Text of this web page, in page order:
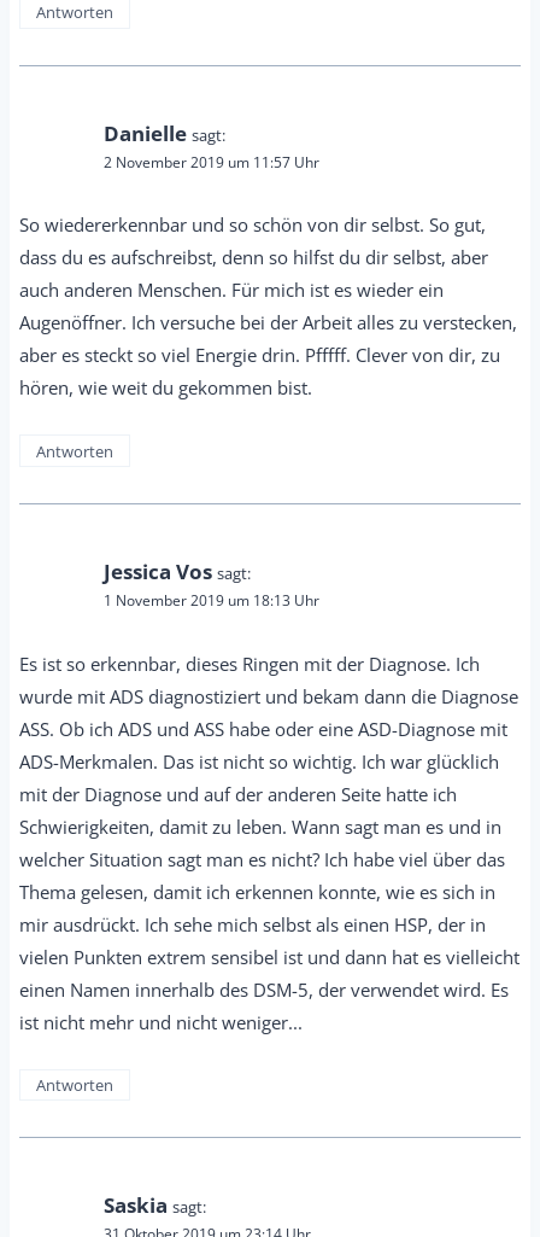
Antworten
Danielle sagt:
2 November 2019 um 11:57 Uhr
So wiedererkennbar und so schön von dir selbst. So gut,
dass du es aufschreibst, denn so hilfst du dir selbst, aber
auch anderen Menschen. Für mich ist es wieder ein
Augenöffner. Ich versuche bei der Arbeit alles zu verstecken,
aber es steckt so viel Energie drin. Pfffff. Clever von dir, zu
hören, wie weit du gekommen bist.
Antworten
Jessica Vos sagt:
1 November 2019 um 18:13 Uhr
Es ist so erkennbar, dieses Ringen mit der Diagnose. Ich
wurde mit ADS diagnostiziert und bekam dann die Diagnose
ASS. Ob ich ADS und ASS habe oder eine ASD-Diagnose mit
ADS-Merkmalen. Das ist nicht so wichtig. Ich war glücklich
mit der Diagnose und auf der anderen Seite hatte ich
Schwierigkeiten, damit zu leben. Wann sagt man es und in
welcher Situation sagt man es nicht? Ich habe viel über das
Thema gelesen, damit ich erkennen konnte, wie es sich in
mir ausdrückt. Ich sehe mich selbst als einen HSP, der in
vielen Punkten extrem sensibel ist und dann hat es vielleicht
einen Namen innerhalb des DSM-5, der verwendet wird. Es
ist nicht mehr und nicht weniger...
Antworten
Saskia sagt: